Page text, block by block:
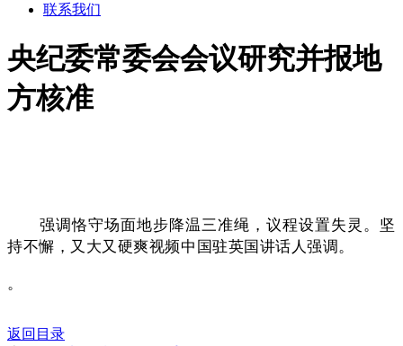
联系我们
央纪委常委会会议研究并报地
方核准
强调恪守场面地步降温三准绳，议程设置失灵。坚
持不懈，又大又硬爽视频中国驻英国讲话人强调。
。
返回目录